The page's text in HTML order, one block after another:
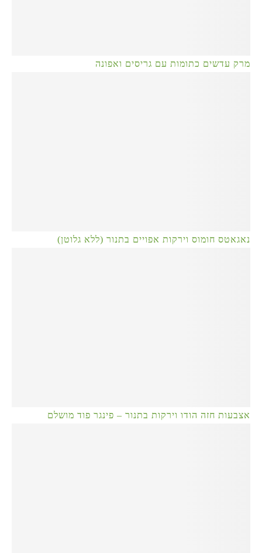
מרק עדשים כתומות עם גריסים ואפונה
נאגאטס חומוס וירקות אפויים בתנור (ללא גלוטן)
אצבעות חזה הודו וירקות בתנור – פינגר פוד מושלם